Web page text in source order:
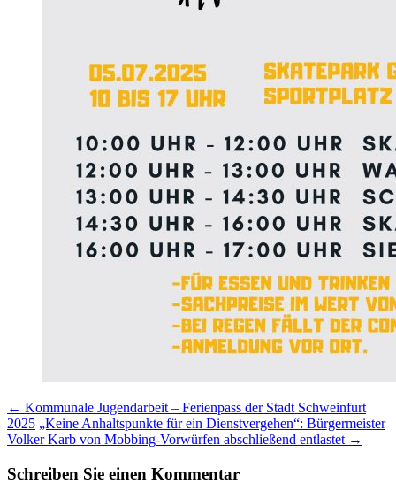
Post
navigation
← Kommunale Jugendarbeit – Ferienpass der Stadt Schweinfurt
2025 „Keine Anhaltspunkte für ein Dienstvergehen“: Bürgermeister
Volker Karb von Mobbing-Vorwürfen abschließend entlastet →
Schreiben Sie einen Kommentar